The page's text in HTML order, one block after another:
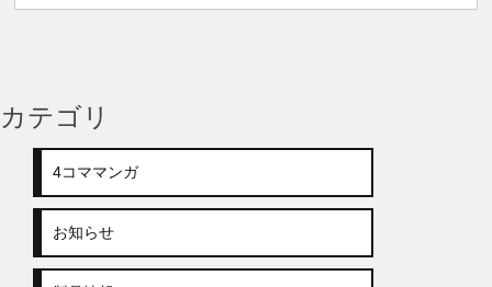
カテゴリ
4コママンガ
お知らせ